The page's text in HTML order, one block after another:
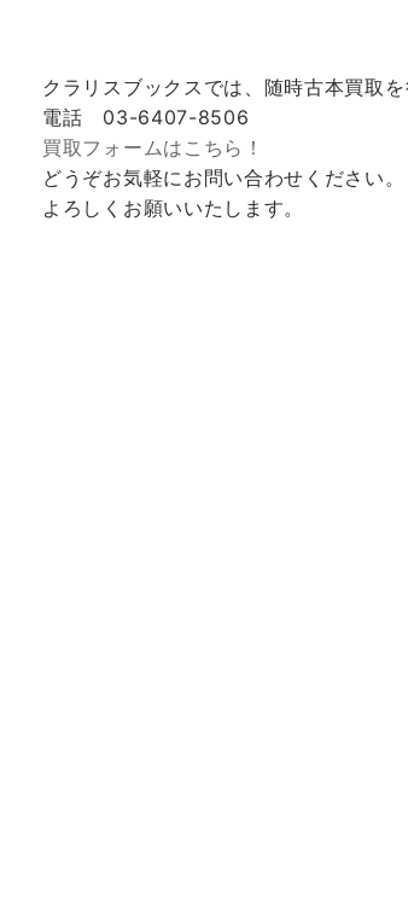
クラリスブックスでは、随時古本買取を
電話 03-6407-8506
買取フォームはこちら！
どうぞお気軽にお問い合わせください。
よろしくお願いいたします。